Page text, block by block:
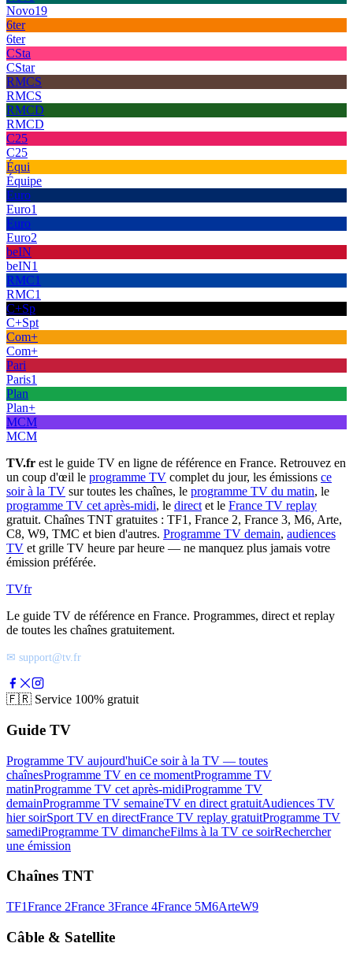
Novo19
6ter
6ter
CSta
CStar
RMCS
RMCS
RMCD
RMCD
C25
C25
Équi
Équipe
Euro
Euro1
Euro
Euro2
beIN
beIN1
RMC1
RMC1
C+Sp
C+Spt
Com+
Com+
Pari
Paris1
Plan
Plan+
MCM
MCM
TV.fr est le guide TV en ligne de référence en France. Retrouvez en
un coup d'œil le programme TV complet du jour, les émissions ce
soir à la TV sur toutes les chaînes, le programme TV du matin, le
programme TV cet après-midi, le direct et le France TV replay
gratuit. Chaînes TNT gratuites : TF1, France 2, France 3, M6, Arte,
C8, W9, TMC et bien d'autres. Programme TV demain, audiences
TV et grille TV heure par heure — ne manquez plus jamais votre
émission préférée.
TVfr
Le guide TV de référence en France. Programmes, direct et replay
de toutes les chaînes gratuitement.
✉ support@tv.fr
🇫🇷 Service 100% gratuit
Guide TV
Programme TV aujourd'huiCe soir à la TV — toutes
chaînesProgramme TV en ce momentProgramme TV
matinProgramme TV cet après-midiProgramme TV
demainProgramme TV semaineTV en direct gratuitAudiences TV
hier soirSport TV en directFrance TV replay gratuitProgramme TV
samediProgramme TV dimancheFilms à la TV ce soirRechercher
une émission
Chaînes TNT
TF1France 2France 3France 4France 5M6ArteW9
Câble & Satellite